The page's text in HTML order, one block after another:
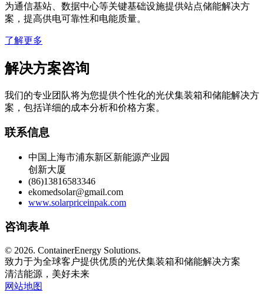
为通信基站、数据中心等关键基础设施提供站点储能解决方
案，提高供电可靠性和电能质量。
了解更多
解决方案咨询
我们的专业团队将为您提供个性化的光伏集装箱和储能解决方
案，包括详细的成本分析和价格方案。
联系信息
中国上海市浦东新区新能源产业园
创新大厦
(86)13816583346
ekomedsolar@gmail.com
www.solarpriceinpak.com
咨询表单
© 2026. ContainerEnergy Solutions.
致力于为全球客户提供优质的光伏集装箱和储能解决方案
清洁能源，美好未来
网站地图